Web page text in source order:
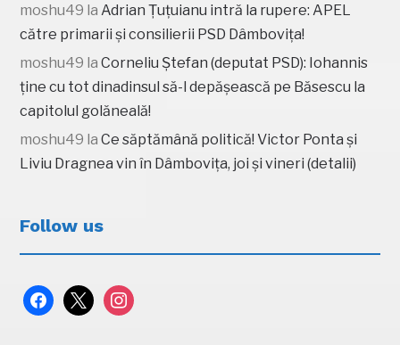
moshu49 la Adrian Țuțuianu intră la rupere: APEL
către primarii și consilierii PSD Dâmbovița!
moshu49 laCorneliu Ștefan (deputat PSD): Iohannis
ține cu tot dinadinsul să-l depășească pe Băsescu la
capitolul golăneală!
moshu49 laCe săptămână politică! Victor Ponta și
Liviu Dragnea vin în Dâmbovița, joi și vineri (detalii)
Follow us
facebook
x instagram